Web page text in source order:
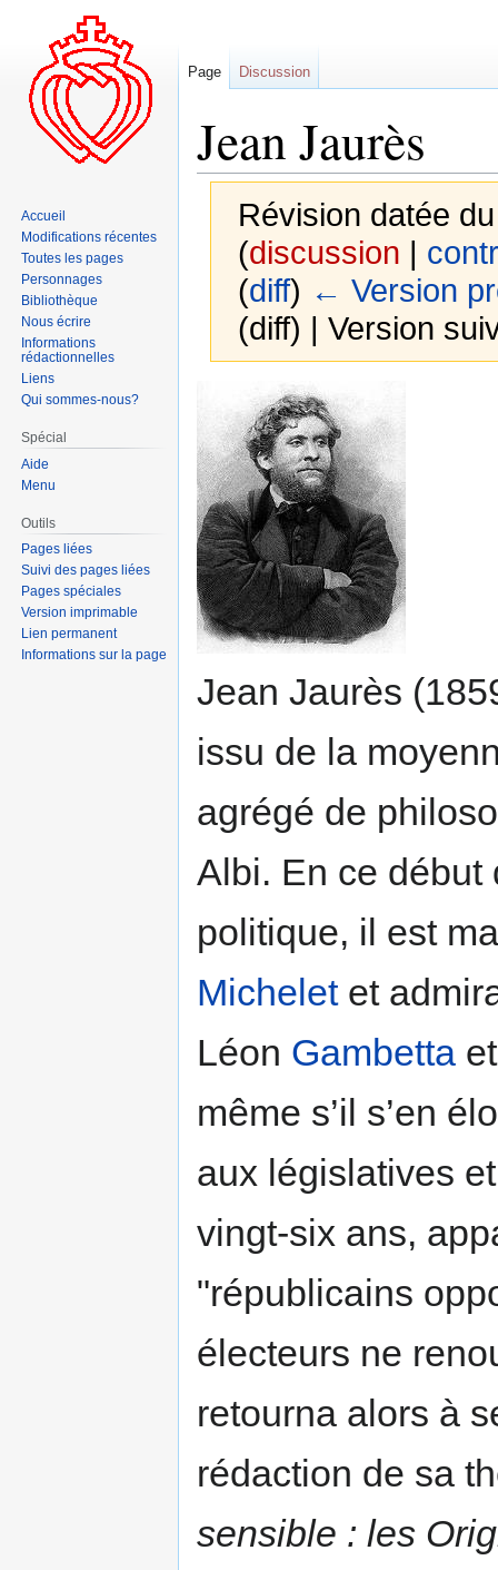
Jean Jaurès
Révision datée
(discussion |
(diff) ← Version
(diff) | Version
la
navigation
la
recherche
Jean Jaurès
issu de la
agrégé de
Albi. En ce début
politique, il est
Micheletet
Léon Gambetta
même s’il s’en
aux législatives
vingt-six ans,
"républicains
électeurs ne
retourna alors à
rédaction de sa
sensible : les
Page Discussion
Accueil
Modifications récentes
Toutes les pages
Personnages
Bibliothèque
Nous écrire
Informations
rédactionnelles
Liens
Qui sommes-nous?
Spécial
Aide
Menu
Outils
Pages liées
Suivi des pages liées
Pages spéciales
Version imprimable
Lien permanent
Informations sur la page